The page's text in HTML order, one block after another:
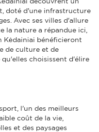
doté d'une infrastructure
Avec ses villes d'allure
la nature a répandue ici,
Kėdainiai bénéficieront
de culture et de
choisissent d'élire
l'un des meilleurs
coût de la vie,
et des paysages